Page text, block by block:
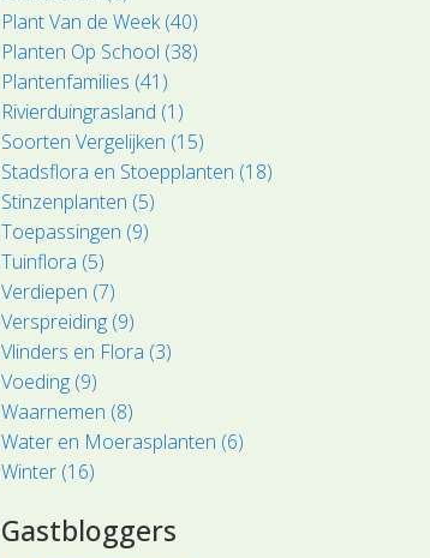
Plant Van de Week (40)
Planten Op School (38)
Plantenfamilies (41)
Rivierduingrasland (1)
Soorten Vergelijken (15)
Stadsflora en Stoepplanten (18)
Stinzenplanten (5)
Toepassingen (9)
Tuinflora (5)
Verdiepen (7)
Verspreiding (9)
Vlinders en Flora (3)
Voeding (9)
Waarnemen (8)
Water en Moerasplanten (6)
Winter (16)
Gastbloggers